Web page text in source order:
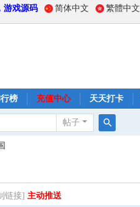
游戏源码 简体中文 繁體中文
榜 充值中心 天天打卡
帖子
链接] 主动推送